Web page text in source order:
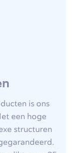
is ons
een hoge
structuren